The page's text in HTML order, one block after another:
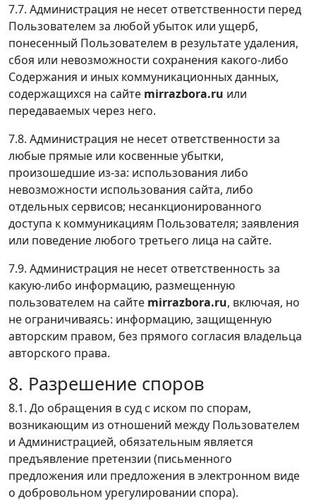
7.7. Администрация не несет ответственности перед
Пользователем за любой убыток или ущерб,
понесенный Пользователем в результате удаления,
сбоя или невозможности сохранения какого-либо
Содержания и иных коммуникационных данных,
содержащихся на сайте mirrazbora.ru или
передаваемых через него.
7.8. Администрация не несет ответственности за
любые прямые или косвенные убытки,
произошедшие из-за: использования либо
невозможности использования сайта, либо
отдельных сервисов; несанкционированного
доступа к коммуникациям Пользователя; заявления
или поведение любого третьего лица на сайте.
7.9. Администрация не несет ответственность за
какую-либо информацию, размещенную
пользователем на сайте mirrazbora.ru, включая, но
не ограничиваясь: информацию, защищенную
авторским правом, без прямого согласия владельца
авторского права.
8. Разрешение споров
8.1. До обращения в суд с иском по спорам,
возникающим из отношений между Пользователем
и Администрацией, обязательным является
предъявление претензии (письменного
предложения или предложения в электронном виде
о добровольном урегулировании спора).